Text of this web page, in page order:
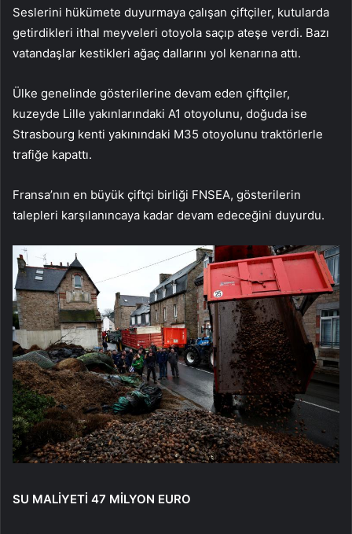
Seslerini hükümete duyurmaya çalışan çiftçiler, kutularda
getirdikleri ithal meyveleri otoyola saçıp ateşe verdi. Bazı
vatandaşlar kestikleri ağaç dallarını yol kenarına attı.
Ülke genelinde gösterilerine devam eden çiftçiler,
kuzeyde Lille yakınlarındaki A1 otoyolunu, doğuda ise
Strasbourg kenti yakınındaki M35 otoyolunu traktörlerle
trafiğe kapattı.
Fransa’nın en büyük çiftçi birliği FNSEA, gösterilerin
talepleri karşılanıncaya kadar devam edeceğini duyurdu.
SU MALİYETİ 47 MİLYON EURO